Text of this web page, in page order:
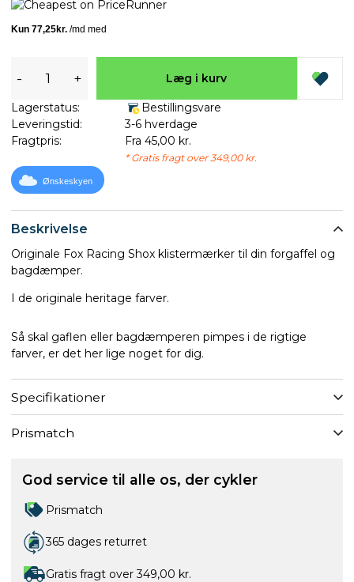
Beskrivelse
Originale Fox Racing Shox klistermærker til din forgaffel og
bagdæmper.
I de originale heritage farver.
Så skal gaflen eller bagdæmperen pimpes i de rigtige
farver, er det her lige noget for dig.
Specifikationer
Prismatch
- + Læg i kurv
Lagerstatus:
Bestillingsvare
Leveringstid:
3-6 hverdage
Fragtpris:
Fra 45,00 kr.
* Gratis fragt over 349,00 kr.
Ønskeskyen
God service til alle os, der cykler
Prismatch
365 dages returret
Gratis fragt over 349,00 kr.